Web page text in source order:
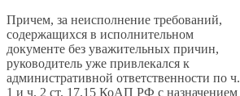
Причем, за неисполнение требований,
содержащихся в исполнительном
документе без уважительных причин,
руководитель уже привлекался к
административной ответственности по ч.
1 и ч. 2 ст. 17.15 КоАП РФ с назначением